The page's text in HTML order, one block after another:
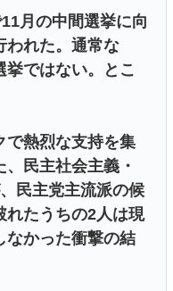
月の中間選挙に向
われた。通常な
挙ではない。とこ
熱烈な支持を集
民主社会主義・
民主党主流派の候
れたうちの2人は現
なかった衝撃の結